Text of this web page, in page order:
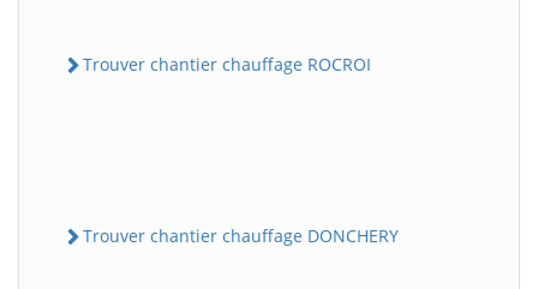
Trouver chantier chauffage ROCROI
Trouver chantier chauffage DONCHERY